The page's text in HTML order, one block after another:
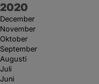
År:
2020
December
November
Oktober
September
Augusti
Juli
Juni